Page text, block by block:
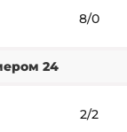
8/0
24
2/2